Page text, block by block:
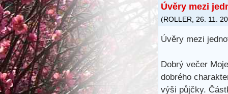
Úvěry mezi
(ROLLER, 26. 11.
Úvěry mezi
Dobrý večer
dobrého
výši půjčky.